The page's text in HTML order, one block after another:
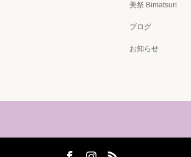
美祭 Bimatsuri
ブログ
お知らせ